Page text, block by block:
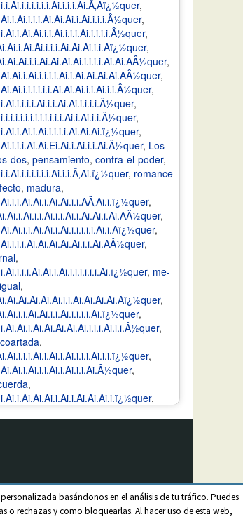
basándonos en el análisis de tu tráfico. Puedes
o rechazas y como bloquearlas. Al hacer uso de esta web,
,
,
,
,
,
,
,
,
,
,
, Los-
dos, pensamiento, contra-el-poder,
, romance-
, madura,
,
,
,
,
,
, me-
,
,
,
,
,
,
,
,
,